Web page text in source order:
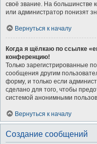
своё звание. На большинстве
или администратор понизят
Вернуться к началу
Когда я щёлкаю по ссылке
конференцию!
Только зарегистрированные
сообщения другим
форму, и только если
сделано для того, чтобы
системой анонимными
Вернуться к началу
Создание сообщений